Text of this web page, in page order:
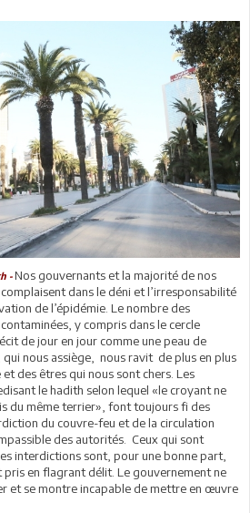
-Nos gouvernants et la majorité de nos
dans le déni et l’irresponsabilité
de l’épidémie. Le nombre des
y compris dans le cercle
de jour en jour comme une peau de
qui nous assiège, nous ravit de plus en plus
des êtres qui nous sont chers. Les
le hadith selon lequel «le croyant ne
du même terrier», font toujours fi des
du couvre-feu et de la circulation
des autorités. Ceux qui sont
interdictions sont, pour une bonne part,
en flagrant délit. Le gouvernement ne
et se montre incapable de mettre en œuvre